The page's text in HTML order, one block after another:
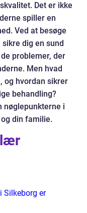
Det er ikke
spiller en
Ved at besøge
dig en sund
problemer, der
Men hvad
og hvordan sikrer
behandling?
nøglepunkterne i
din familie.
er